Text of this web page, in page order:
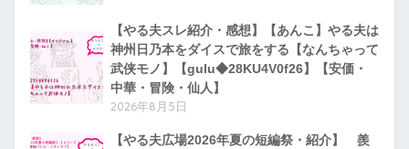
【やる夫スレ紹介・感想】【あんこ】やる夫は
神州日乃本をダイスで旅をする【なんちゃって
武侠モノ】【gulu◆28KU4V0f26】【安価・
中華・冒険・仙人】
2026年8月5日
【やる夫広場2026年夏の短編祭・紹介】 羨